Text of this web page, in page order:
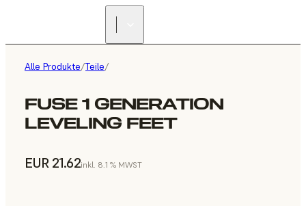
Alle Produkte/Teile/
FUSE 1 GENERATION
LEVELING FEET
EUR 21.62inkl. 8.1 % MWST